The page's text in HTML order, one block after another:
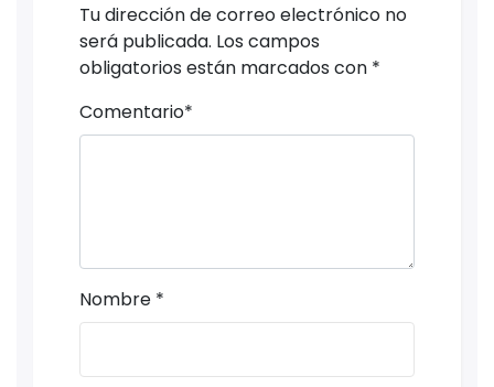
Tu dirección de correo electrónico no
será publicada. Los campos
obligatorios están marcados con *
Comentario*
Nombre *